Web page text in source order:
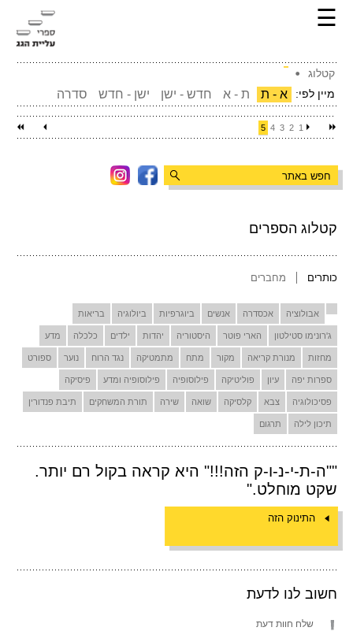
☰
קטלוג הספרים
כותרים מחברים
אבולוציה אכסדרה אנשים ביוגרפיות ביולוגיה בריאות
ג'רונימו סטילטון הארי פוטר היסטוריה יהדות ילדים כלכלה מדע
מחזות מנורת קריאה מקור מתח מתמטיקה נגד הרוח נוער ספורט
ספרות יפה עיון פוליטיקה פילוסופיה פילוסופיה ומדע פיסיקה
פסיכולוגיה צבא קלסיקה שואה שירה תורת המשחקים תיבת פנדורין
תיכון לילה תרגום
""ה-ת-י-נ-ו-ק הזה!!!" היא קראה בקול רם יותר.
שקט מוחלט."
התינוק הזה
חשוב לנו לדעת
שלח חוות דעת
קטלוג
מיין לפי:
א - ת ת - א חדש - ישן ישן - חדש סדרה
1
2
3
4
5